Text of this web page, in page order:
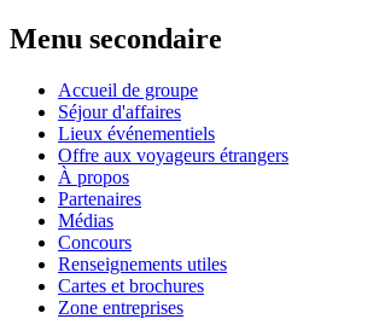
Menu secondaire
Accueil de groupe
Séjour d'affaires
Lieux événementiels
Offre aux voyageurs étrangers
À propos
Partenaires
Médias
Concours
Renseignements utiles
Cartes et brochures
Zone entreprises